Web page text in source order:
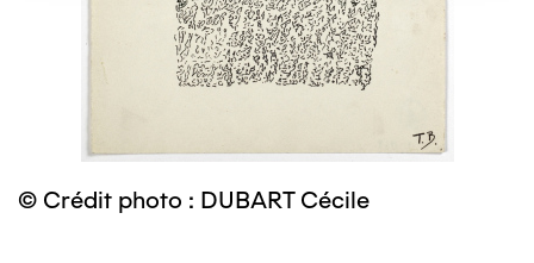
© Crédit photo : DUBART Cécile